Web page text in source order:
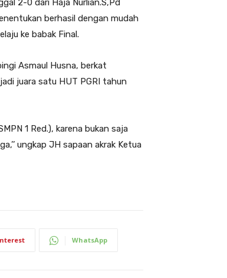
2-0 dari Haja Nurlian.S,Pd
berhasil dengan mudah
ke babak Final.
Asmaul Husna, berkat
juara satu HUT PGRI tahun
1 Red.), karena bukan saja
ungkap JH sapaan akrak Ketua
WhatsApp